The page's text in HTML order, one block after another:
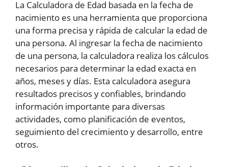
La Calculadora de Edad basada en la fecha de
nacimiento es una herramienta que proporciona
una forma precisa y rápida de calcular la edad de
una persona. Al ingresar la fecha de nacimiento
de una persona, la calculadora realiza los cálculos
necesarios para determinar la edad exacta en
años, meses y días. Esta calculadora asegura
resultados precisos y confiables, brindando
información importante para diversas
actividades, como planificación de eventos,
seguimiento del crecimiento y desarrollo, entre
otros.